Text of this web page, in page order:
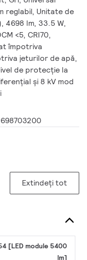
reglabil, Unitate de
lm, 33.5 W,
<5, CRI70,
împotriva
jeturilor de apă,
de protecție la
și 8 kV mod
Extindeți tot
[LED module 5400
lm]